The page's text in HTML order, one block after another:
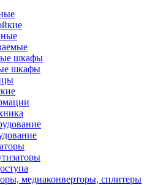
шкафы
шкафы
медиаконверторы, сплитеры